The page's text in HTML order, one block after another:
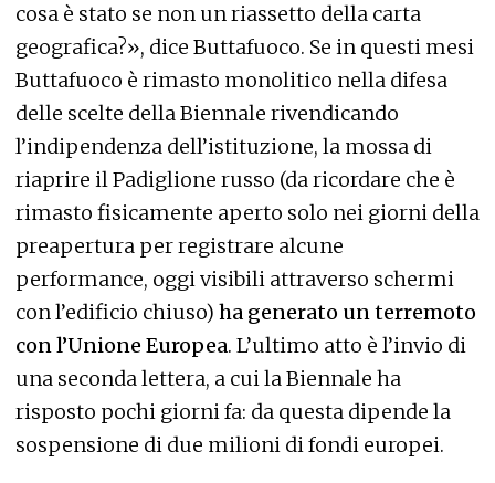
cosa è stato se non un riassetto della carta
geografica?», dice Buttafuoco. Se in questi mesi
Buttafuoco è rimasto monolitico nella difesa
delle scelte della Biennale rivendicando
l’indipendenza dell’istituzione, la mossa di
riaprire il Padiglione russo (da ricordare che è
rimasto fisicamente aperto solo nei giorni della
preapertura per registrare alcune
performance, oggi visibili attraverso schermi
con l’edificio chiuso) ha generato un terremoto
con l’Unione Europea. L’ultimo atto è l’invio di
una seconda lettera, a cui la Biennale ha
risposto pochi giorni fa: da questa dipende la
sospensione di due milioni di fondi europei.